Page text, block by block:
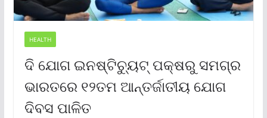
HEALTH
ଦି ଯୋଗ ଇନଷ୍ଟିଚ୍ୟୁଟ୍ ପକ୍ଷରୁ ସମଗ୍ର
ଭାରତରେ ୧୨ତମ ଆନ୍ତର୍ଜାତୀୟ ଯୋଗ
ଦିବସ ପାଳିତ